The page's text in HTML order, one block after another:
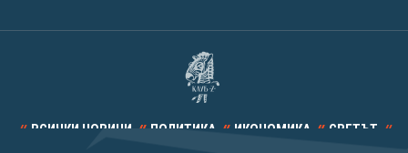
ВСИЧКИ НОВИНИ ПОЛИТИКА ИКОНОМИКА СВЕТЪТ